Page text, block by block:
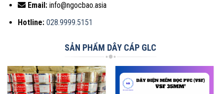
Email:info@ngocbao.asia
Hotline: 028.9999.5151
SẢN PHẨM DÂY CÁP GLC